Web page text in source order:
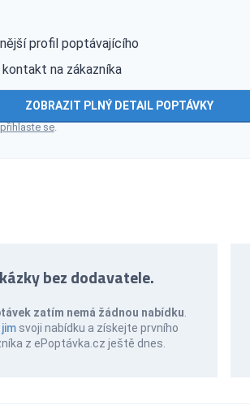
profil poptávajícího
na zákazníka
ZOBRAZIT PLNÝ DETAIL POPTÁVKY
přihlaste se.
bez dodavatele.
zatím nemá žádnou nabídku
svoji nabídku a získejte prvního
z ePoptávka.cz ještě dnes.